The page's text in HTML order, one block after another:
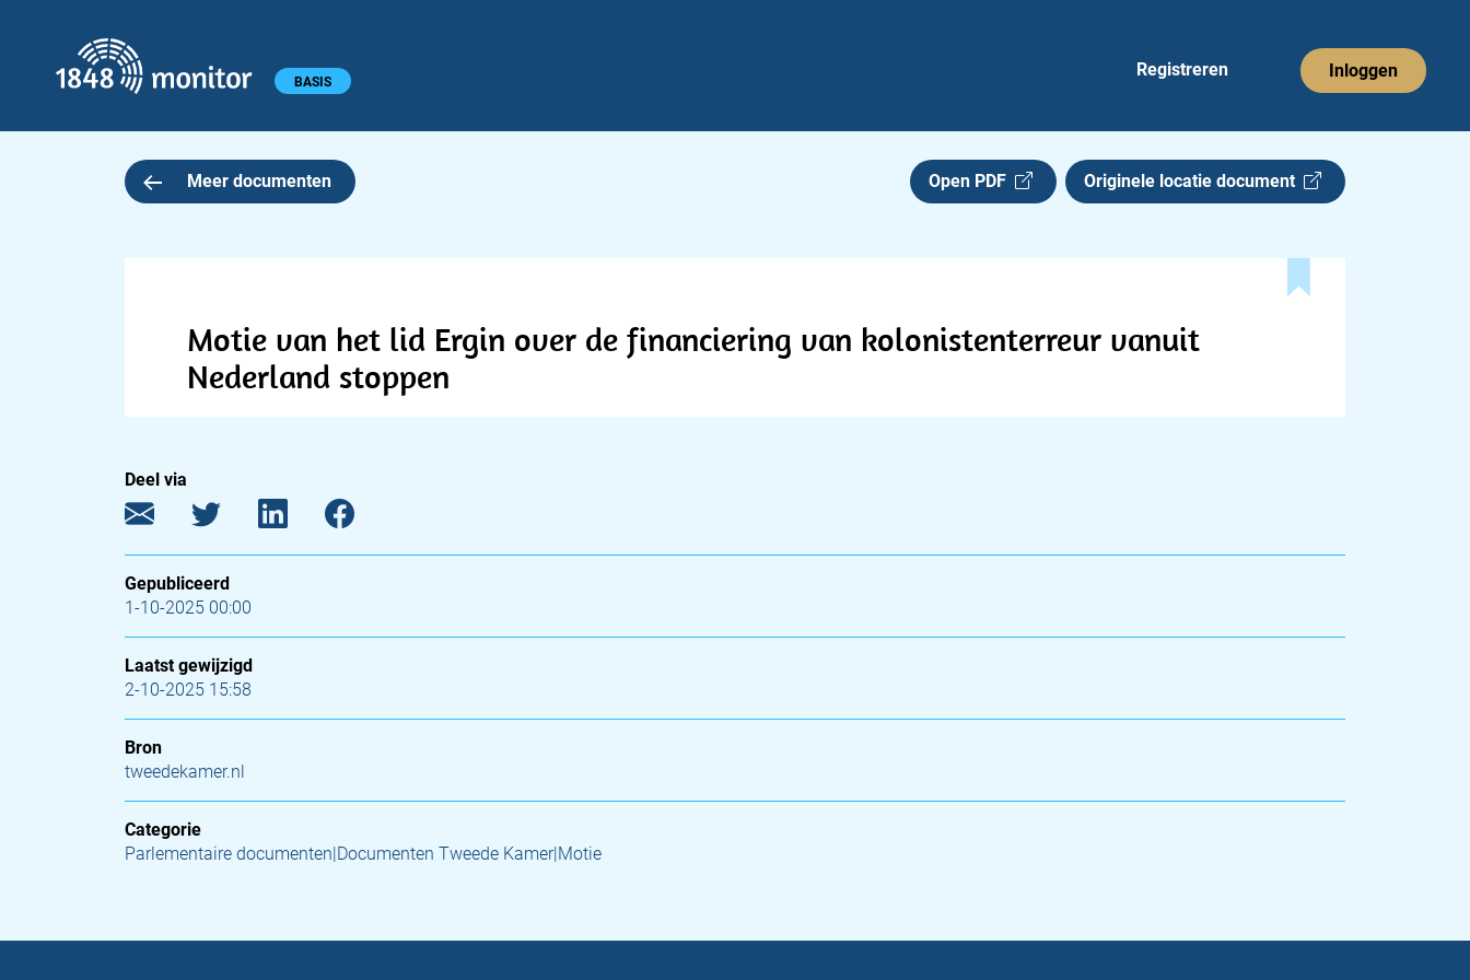
Hoofdmenu BASIS
Registreren Inloggen
Meer documenten Open PDF Originele locatie document
Motie van het lid Ergin over de financiering van kolonistenterreur vanuit
Nederland stoppen
Deel via
Gepubliceerd
1-10-2025 00:00
Laatst gewijzigd
2-10-2025 15:58
Bron
tweedekamer.nl
Categorie
Parlementaire documenten|Documenten Tweede Kamer|Motie